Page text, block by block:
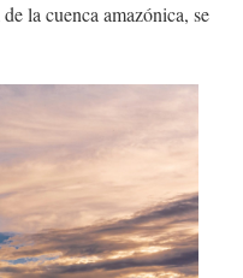
la cuenca amazónica, se